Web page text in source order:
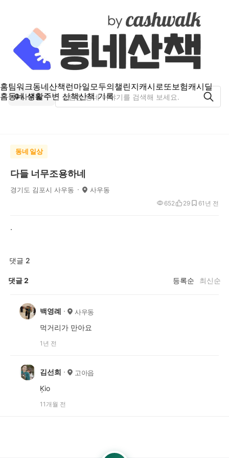
홈팀워크동네산책런마일모두의챌린지캐시로또보험캐시딜
홈동네 생활주변 산책산책 기록
사우동
동네 일상
다들 너무조용하네
경기도 김포시 사우동 사우동
1년 전
652 29 6
.
댓글 2
댓글2 등록순 최신순
백영례 사우동
먹거리가 만아요
1년 전
김선희 고아읍
Ķio
11개월 전